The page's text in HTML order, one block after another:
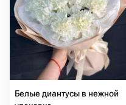
Белые диантусы в нежной